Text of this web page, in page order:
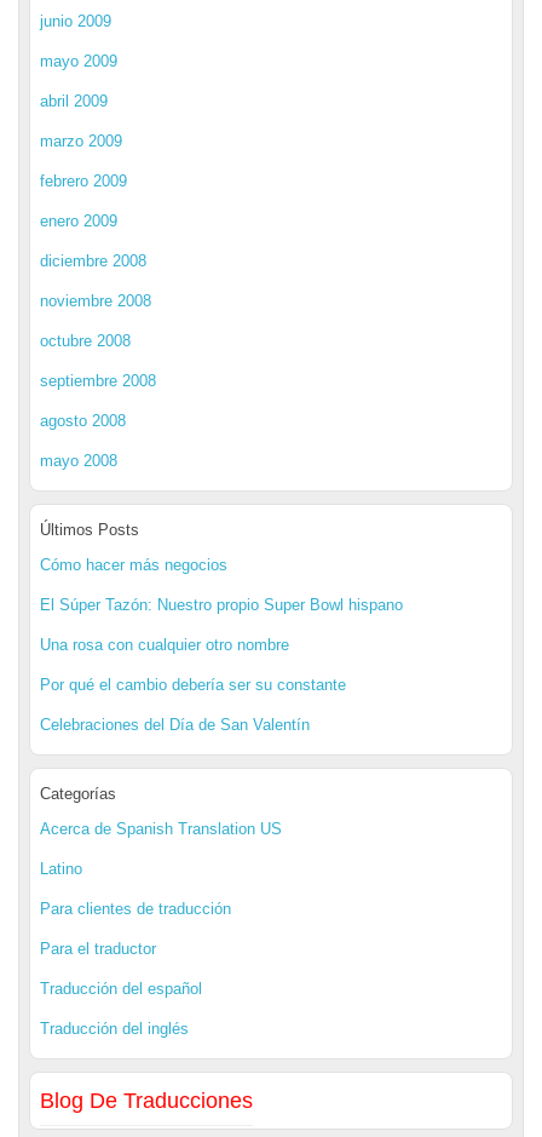
junio 2009
mayo 2009
abril 2009
marzo 2009
febrero 2009
enero 2009
diciembre 2008
noviembre 2008
octubre 2008
septiembre 2008
agosto 2008
mayo 2008
Últimos Posts
Cómo hacer más negocios
El Súper Tazón: Nuestro propio Super Bowl hispano
Una rosa con cualquier otro nombre
Por qué el cambio debería ser su constante
Celebraciones del Día de San Valentín
Categorías
Acerca de Spanish Translation US
Latino
Para clientes de traducción
Para el traductor
Traducción del español
Traducción del inglés
Blog De Traducciones